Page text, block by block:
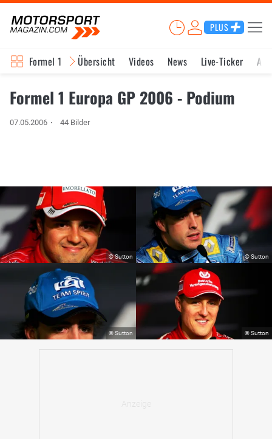
PLUS
Formel 1 Übersicht Videos News Live-Ticker
Formel 1 Europa GP 2006 - Podium
07.05.2006 44 Bilder